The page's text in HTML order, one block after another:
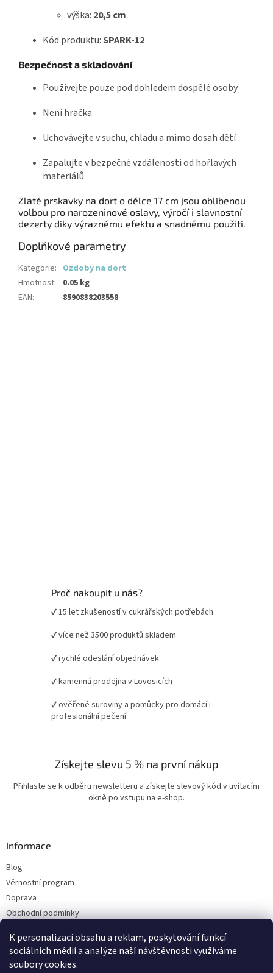
K personalizaci obsahu a reklam, poskytování funkcí
sociálních médií a analýze naší návštěvnosti využíváme
soubory cookies.
výška: 20,5 cm
Kód produktu:SPARK-12
Bezpečnost a skladování
Používejte pouze pod dohledem dospělé osoby
Není hračka
Uchovávejte v suchu, chladu a mimo dosah dětí
Zapalujte v bezpečné vzdálenosti od hořlavých
materiálů
Zlaté prskavky na dort o délce 17 cm jsou oblíbenou
volbou pro narozeninové oslavy, výročí i slavnostní
dezerty díky výraznému efektu a snadnému použití.
Doplňkové parametry
Kategorie: Ozdoby na dort
Hmotnost:
0.05 kg
EAN: 8590838203558
Proč nakoupit u nás?
✔ 15 let zkušeností v cukrářských potřebách
✔ více než 3500 produktů skladem
✔ rychlé odeslání objednávek
✔ kamenná prodejna v Lovosicích
✔ ověřené suroviny a pomůcky pro domácí i
profesionální pečení
Získejte slevu 5 % na první nákup
Přihlaste se k odběru newsletteru a získejte slevový kód v uvítacím
okně po vstupu na e-shop.
Informace
Blog
Věrnostní program
Doprava
Obchodní podmínky
Kontakty